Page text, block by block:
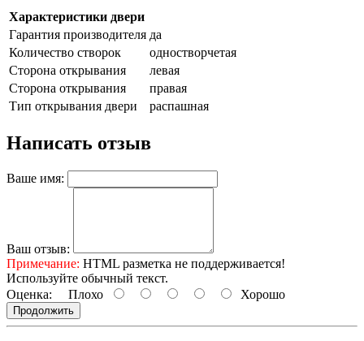
Характеристики двери
Гарантия производителя да
Количество створок
одностворчетая
Сторона открывания
левая
Сторона открывания
правая
Тип открывания двери
распашная
Написать отзыв
Ваше имя:
Ваш отзыв:
Примечание: HTML разметка не поддерживается!
Используйте обычный текст.
Оценка: Плохо Хорошо
Продолжить